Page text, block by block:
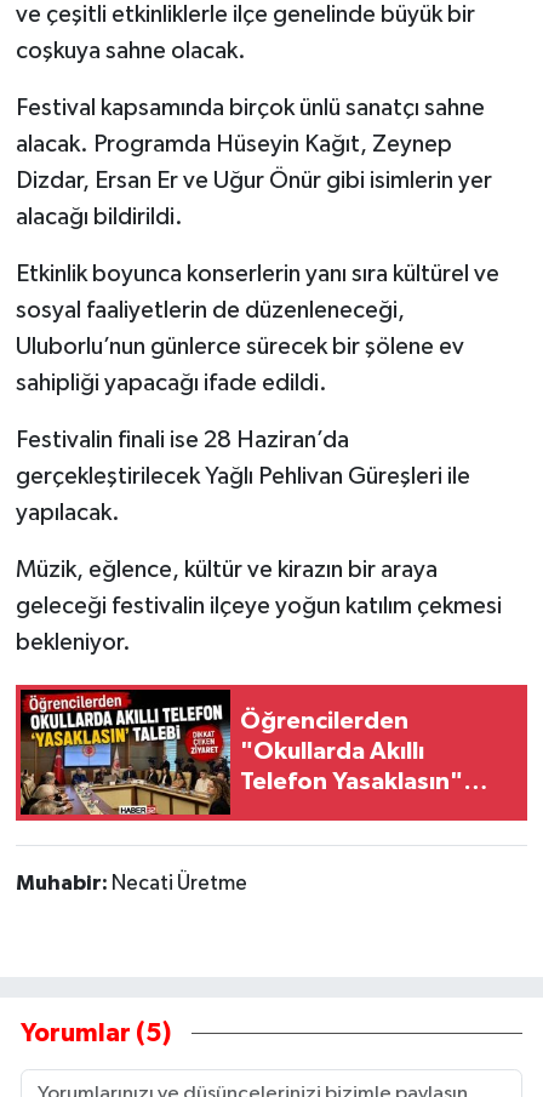
ve çeşitli etkinliklerle ilçe genelinde büyük bir
coşkuya sahne olacak.
Festival kapsamında birçok ünlü sanatçı sahne
alacak. Programda Hüseyin Kağıt, Zeynep
Dizdar, Ersan Er ve Uğur Önür gibi isimlerin yer
alacağı bildirildi.
Etkinlik boyunca konserlerin yanı sıra kültürel ve
sosyal faaliyetlerin de düzenleneceği,
Uluborlu’nun günlerce sürecek bir şölene ev
sahipliği yapacağı ifade edildi.
Festivalin finali ise 28 Haziran’da
gerçekleştirilecek Yağlı Pehlivan Güreşleri ile
yapılacak.
Müzik, eğlence, kültür ve kirazın bir araya
geleceği festivalin ilçeye yoğun katılım çekmesi
bekleniyor.
Öğrencilerden
"Okullarda Akıllı
Telefon Yasaklasın"
Muhabir: Necati Üretme
Yorumlar (5)
Tarihi Yapılarımız
Teknoloji
Türkiye
Yerel
Künye